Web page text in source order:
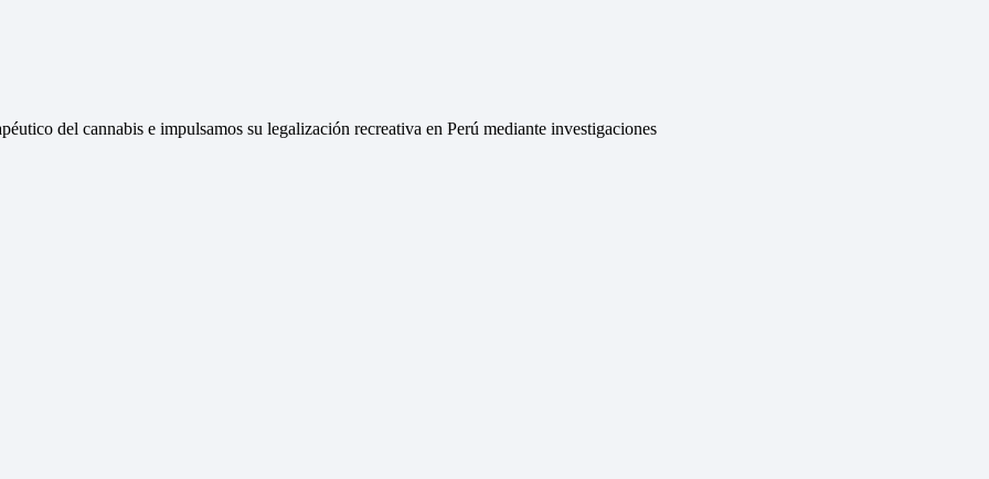
del cannabis e impulsamos su legalización recreativa en Perú mediante investigaciones